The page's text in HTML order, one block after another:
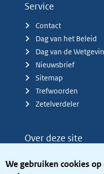
We gebruiken cookies
Service
Contact
Dag van het Beleid
Dag van de
Nieuwsbrief
Sitemap
Trefwoorden
Zetelverdeler
Over deze site
Privacy